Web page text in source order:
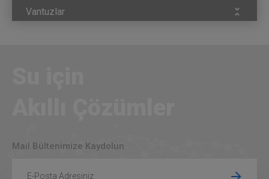
Vantuzlar
Mail Bültenimize Kaydolun